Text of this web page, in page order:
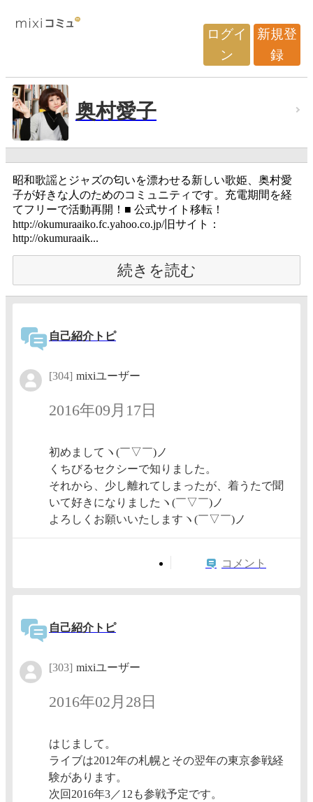
ログイ
ン
新規登
録
奥村愛子
昭和歌謡とジャズの匂いを漂わせる新しい歌姫、奥村愛
子が好きな人のためのコミュニティです。充電期間を経
てフリーで活動再開！■ 公式サイト移転！
http://okumuraaiko.fc.yahoo.co.jp/旧サイト：
http://okumuraaik...
続きを読む
自己紹介トピ
[304] mixiユーザー
2016年09月17日
初めましてヽ(￣▽￣)ノ
くちびるセクシーで知りました。
それから、少し離れてしまったが、着うたで聞
いて好きになりましたヽ(￣▽￣)ノ
よろしくお願いいたしますヽ(￣▽￣)ノ
コメント
自己紹介トピ
[303] mixiユーザー
2016年02月28日
はじまして。
ライブは2012年の札幌とその翌年の東京参戦経
験があります。
次回2016年3／12も参戦予定です。